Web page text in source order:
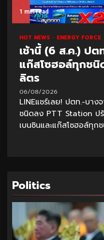
1 min read
HOT NEWS ENERGY FORCE
เช้านี้ (6 ส.ค.) ปต
แก๊สโซฮอล์ทุกช
ลิตร
06/08/2026
LINEแชร์เลย! ปตท.-บา
ชนิดลง PTT Station ป
เบนซินและแก๊สโซฮอล์ทุ
Politics